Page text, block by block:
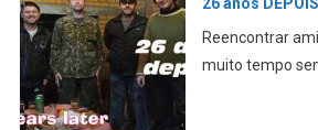
no RS
Neste vídeo eu
turístico para